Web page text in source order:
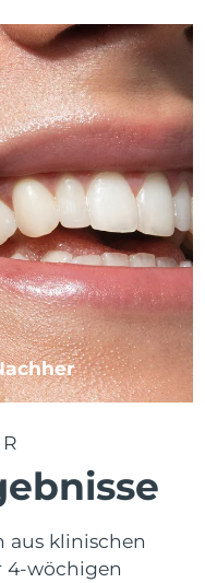
aus klinischen
4-wöchigen
Lieferung8/11/26
Lieferung 8/15/26
Lieferung 8/16/26